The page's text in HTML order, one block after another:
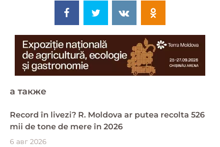
a также
Record în livezi? R. Moldova ar putea recolta 526
mii de tone de mere în 2026
6 авг 2026